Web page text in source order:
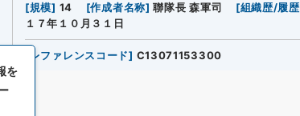
[規模] 14 [作成者名称] 聯隊長 森軍司 [組織歴/履歴
１７年１０月３１日
レファレンスコード] C13071153300
を